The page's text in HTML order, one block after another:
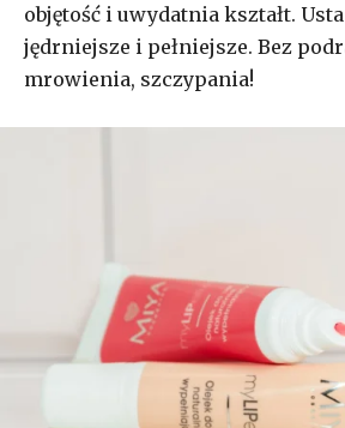
objętość i uwydatnia kształt. Usta
jędrniejsze i pełniejsze. Bez
mrowienia, szczypania!